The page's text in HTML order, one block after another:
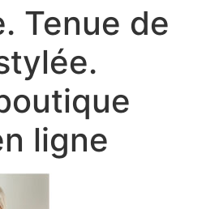
Tenue de
ligne